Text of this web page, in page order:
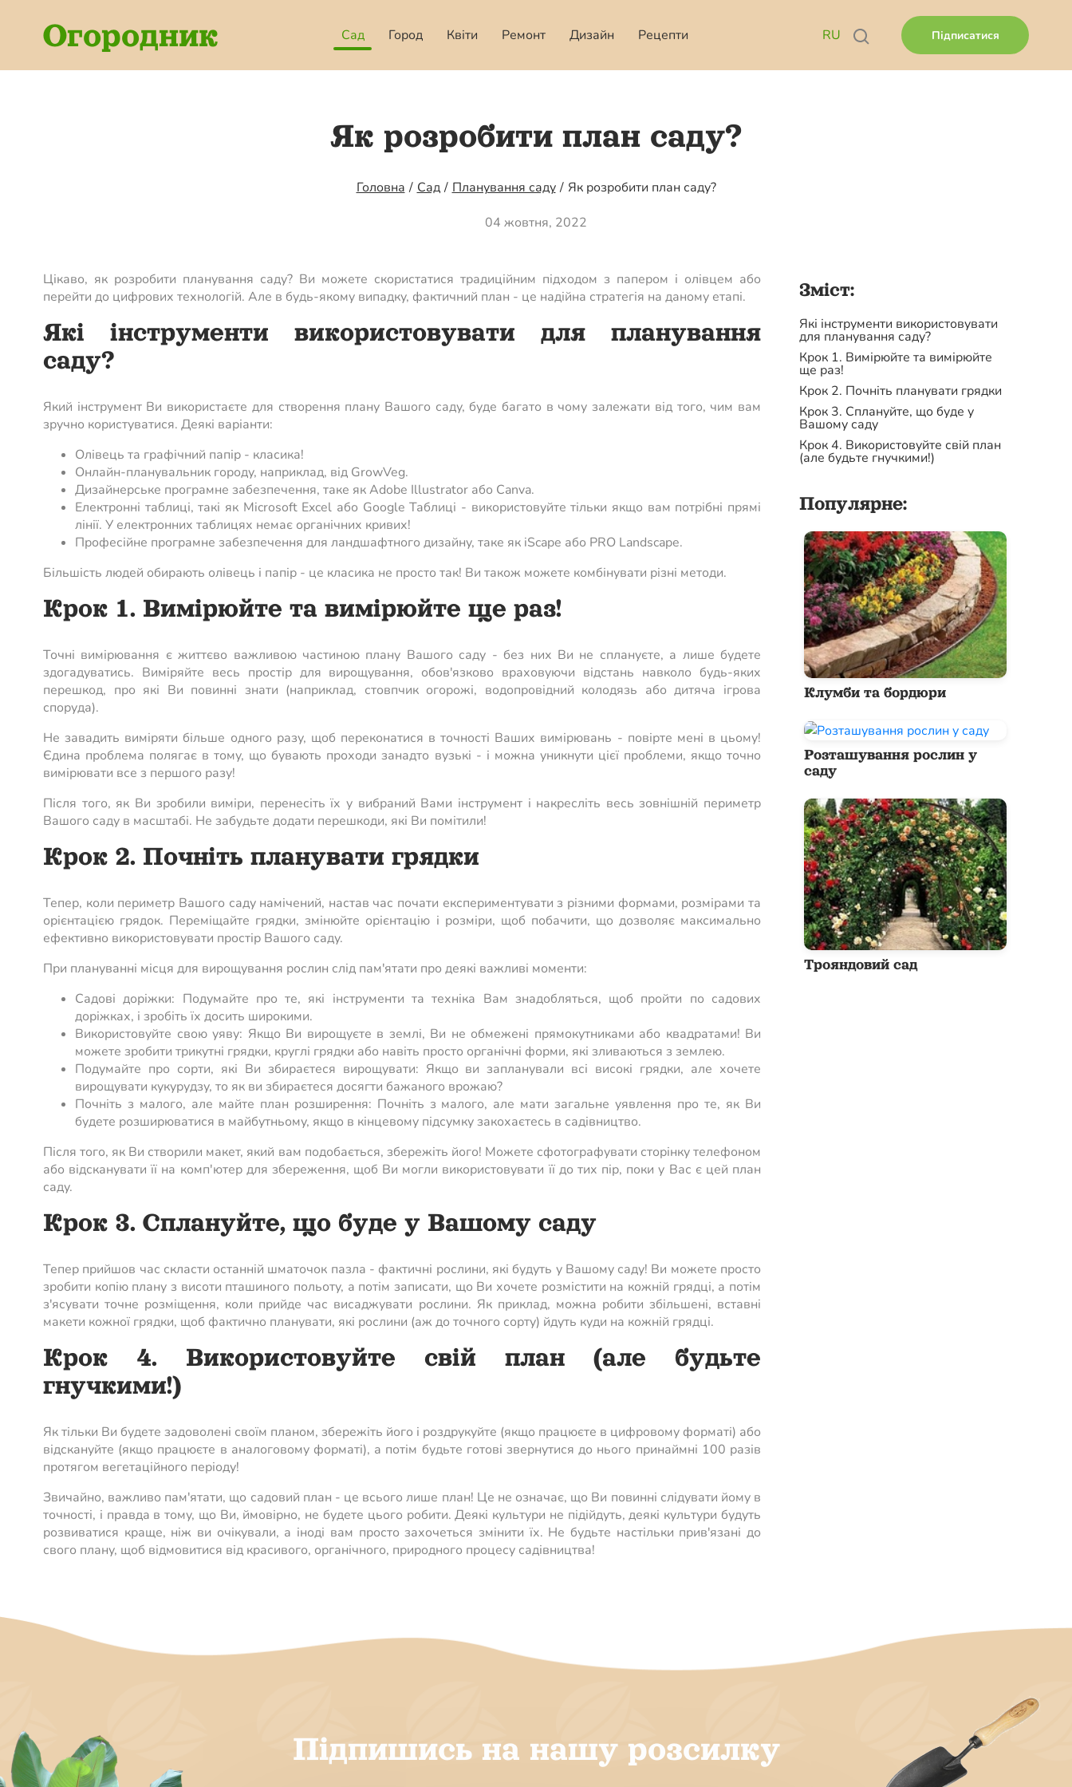
Огородник Сад Город Квіти Ремонт Дизайн Рецепти RU Підписатися
Як розробити план саду?
Головна / Сад / Планування саду / Як розробити план саду?
04 жовтня, 2022
Цікаво, як розробити планування саду? Ви можете скористатися традиційним підходом з папером і олівцем або
перейти до цифрових технологій. Але в будь-якому випадку, фактичний план - це надійна стратегія на даному етапі.
Які інструменти використовувати для планування
саду?
Який інструмент Ви використаєте для створення плану Вашого саду, буде багато в чому залежати від того, чим вам
зручно користуватися. Деякі варіанти:
Олівець та графічний папір - класика!
Онлайн-планувальник городу, наприклад, від GrowVeg.
Дизайнерське програмне забезпечення, таке як Adobe Illustrator або Canva.
Електронні таблиці, такі як Microsoft Excel або Google Таблиці - використовуйте тільки якщо вам потрібні прямі
лінії. У електронних таблицях немає органічних кривих!
Професійне програмне забезпечення для ландшафтного дизайну, таке як iScape або PRO Landscape.
Більшість людей обирають олівець і папір - це класика не просто так! Ви також можете комбінувати різні методи.
Крок 1. Вимірюйте та вимірюйте ще раз!
Точні вимірювання є життєво важливою частиною плану Вашого саду - без них Ви не сплануєте, а лише будете
здогадуватись. Виміряйте весь простір для вирощування, обов'язково враховуючи відстань навколо будь-яких
перешкод, про які Ви повинні знати (наприклад, стовпчик огорожі, водопровідний колодязь або дитяча ігрова
споруда).
Не завадить виміряти більше одного разу, щоб переконатися в точності Ваших вимірювань - повірте мені в цьому!
Єдина проблема полягає в тому, що бувають проходи занадто вузькі - і можна уникнути цієї проблеми, якщо точно
вимірювати все з першого разу!
Після того, як Ви зробили виміри, перенесіть їх у вибраний Вами інструмент і накресліть весь зовнішній периметр
Вашого саду в масштабі. Не забудьте додати перешкоди, які Ви помітили!
Крок 2. Почніть планувати грядки
Тепер, коли периметр Вашого саду намічений, настав час почати експериментувати з різними формами, розмірами та
орієнтацією грядок. Переміщайте грядки, змінюйте орієнтацію і розміри, щоб побачити, що дозволяє максимально
ефективно використовувати простір Вашого саду.
При плануванні місця для вирощування рослин слід пам'ятати про деякі важливі моменти:
Садові доріжки: Подумайте про те, які інструменти та техніка Вам знадобляться, щоб пройти по садових
доріжках, і зробіть їх досить широкими.
Використовуйте свою уяву: Якщо Ви вирощуєте в землі, Ви не обмежені прямокутниками або квадратами! Ви
можете зробити трикутні грядки, круглі грядки або навіть просто органічні форми, які зливаються з землею.
Подумайте про сорти, які Ви збираєтеся вирощувати: Якщо ви запланували всі високі грядки, але хочете
вирощувати кукурудзу, то як ви збираєтеся досягти бажаного врожаю?
Почніть з малого, але майте план розширення: Почніть з малого, але мати загальне уявлення про те, як Ви
будете розширюватися в майбутньому, якщо в кінцевому підсумку закохаєтесь в садівництво.
Після того, як Ви створили макет, який вам подобається, збережіть його! Можете сфотографувати сторінку телефоном
або відсканувати її на комп'ютер для збереження, щоб Ви могли використовувати її до тих пір, поки у Вас є цей план
саду.
Крок 3. Сплануйте, що буде у Вашому саду
Тепер прийшов час скласти останній шматочок пазла - фактичні рослини, які будуть у Вашому саду! Ви можете просто
зробити копію плану з висоти пташиного польоту, а потім записати, що Ви хочете розмістити на кожній грядці, а потім
з'ясувати точне розміщення, коли прийде час висаджувати рослини. Як приклад, можна робити збільшені, вставні
макети кожної грядки, щоб фактично планувати, які рослини (аж до точного сорту) йдуть куди на кожній грядці.
Крок 4. Використовуйте свій план (але будьте
гнучкими!)
Як тільки Ви будете задоволені своїм планом, збережіть його і роздрукуйте (якщо працюєте в цифровому форматі) або
відскануйте (якщо працюєте в аналоговому форматі), а потім будьте готові звернутися до нього принаймні 100 разів
протягом вегетаційного періоду!
Звичайно, важливо пам'ятати, що садовий план - це всього лише план! Це не означає, що Ви повинні слідувати йому в
точності, і правда в тому, що Ви, ймовірно, не будете цього робити. Деякі культури не підійдуть, деякі культури будуть
розвиватися краще, ніж ви очікували, а іноді вам просто захочеться змінити їх. Не будьте настільки прив'язані до
свого плану, щоб відмовитися від красивого, органічного, природного процесу садівництва!
Зміст:
Які інструменти використовувати
для планування саду?
Крок 1. Вимірюйте та вимірюйте
ще раз!
Крок 2. Почніть планувати грядки
Крок 3. Сплануйте, що буде у
Вашому саду
Крок 4. Використовуйте свій план
(але будьте гнучкими!)
Популярне:
Клумби та бордюри
Розташування рослин у
саду
Трояндовий сад
Підпишись на нашу розсилку